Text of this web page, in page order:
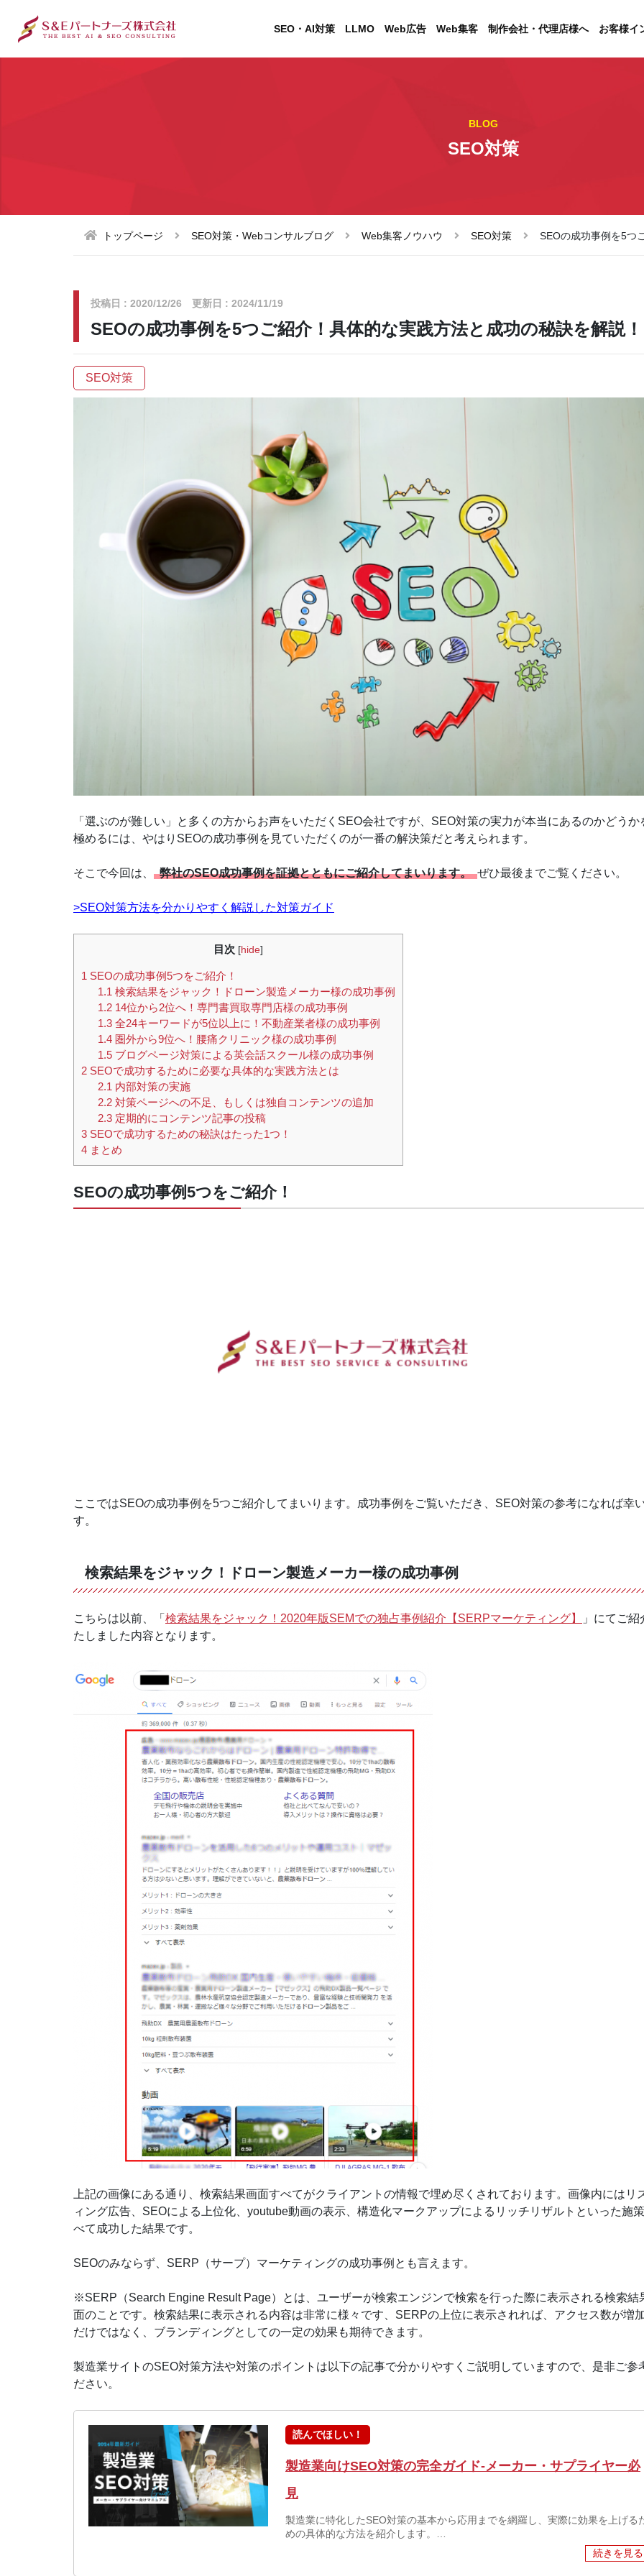
SEO・AI対策 LLMO Web広告 Web集客 制作会社・代理店様へ お客様イ
BLOG
SEO対策
トップページ SEO対策・Webコンサルブログ Web集客ノウハウ SEO対策 SEOの成功事例を5つ
投稿日 : 2020/12/26 更新日 : 2024/11/19
SEOの成功事例を5つご紹介！具体的な実践方法と成功の秘訣を解説！
SEO対策
「選ぶのが難しい」と多くの方からお声をいただくSEO会社ですが、SEO対策の実力が本当にあるのかどうか
極めるには、やはりSEOの成功事例を見ていただくのが一番の解決策だと考えられます。
そこで今回は、 弊社のSEO成功事例を証拠とともにご紹介してまいります。 ぜひ最後までご覧ください。
>SEO対策方法を分かりやすく解説した対策ガイド
目次 [hide]
1 SEOの成功事例5つをご紹介！
1.1 検索結果をジャック！ドローン製造メーカー様の成功事例
1.214位から2位へ！専門書買取専門店様の成功事例
1.3全24キーワードが5位以上に！不動産業者様の成功事例
1.4圏外から9位へ！腰痛クリニック様の成功事例
1.5ブログページ対策による英会話スクール様の成功事例
2 SEOで成功するために必要な具体的な実践方法とは
2.1 内部対策の実施
2.2対策ページへの不足、もしくは独自コンテンツの追加
2.3定期的にコンテンツ記事の投稿
3 SEOで成功するための秘訣はたった1つ！
4 まとめ
SEOの成功事例5つをご紹介！
ここではSEOの成功事例を5つご紹介してまいります。成功事例をご覧いただき、SEO対策の参考になれば幸
す。
検索結果をジャック！ドローン製造メーカー様の成功事例
こちらは以前、「 検索結果をジャック！2020年版SEMでの独占事例紹介【SERPマーケティング】
」にてご紹
たしました内容となります。
上記の画像にある通り、検索結果画面すべてがクライアントの情報で埋め尽くされております。画像内にはリ
ィング広告、SEOによる上位化、youtube動画の表示、構造化マークアップによるリッチリザルトといった施
べて成功した結果です。
SEOのみならず、SERP（サープ）マーケティングの成功事例とも言えます。
※SERP（Search Engine Result Page）とは、ユーザーが検索エンジンで検索を行った際に表示される検索結
面のことです。検索結果に表示される内容は非常に様々です、SERPの上位に表示されれば、アクセス数が増
だけではなく、ブランディングとしての一定の効果も期待できます。
製造業サイトのSEO対策方法や対策のポイントは以下の記事で分かりやすくご説明していますので、是非ご参
ださい。
読んでほしい！
製造業向けSEO対策の完全ガイド-メーカー・サプライヤー必
見
製造業に特化したSEO対策の基本から応用までを網羅し、実際に効果を上げる
めの具体的な方法を紹介します。…
続きを見る